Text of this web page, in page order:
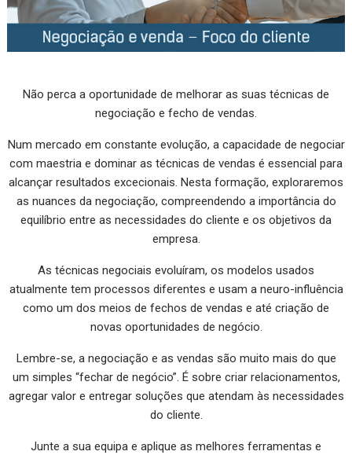
Não perca a oportunidade de melhorar as suas técnicas de
negociação e fecho de vendas.
Num mercado em constante evolução, a capacidade de negociar
com maestria e dominar as técnicas de vendas é essencial para
alcançar resultados excecionais. Nesta formação, exploraremos
as nuances da negociação, compreendendo a importância do
equilíbrio entre as necessidades do cliente e os objetivos da
empresa.
As técnicas negociais evoluíram, os modelos usados
atualmente tem processos diferentes e usam a neuro-influência
como um dos meios de fechos de vendas e até criação de
novas oportunidades de negócio.
Lembre-se, a negociação e as vendas são muito mais do que
um simples “fechar de negócio”. É sobre criar relacionamentos,
agregar valor e entregar soluções que atendam às necessidades
do cliente.
Junte a sua equipa e aplique as melhores ferramentas e